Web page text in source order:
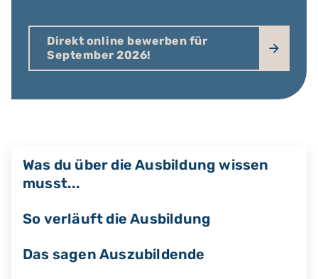
Direkt online bewerben für
September 2026!
Was du über die Ausbildung wissen
musst...
So verläuft die Ausbildung
Das sagen Auszubildende